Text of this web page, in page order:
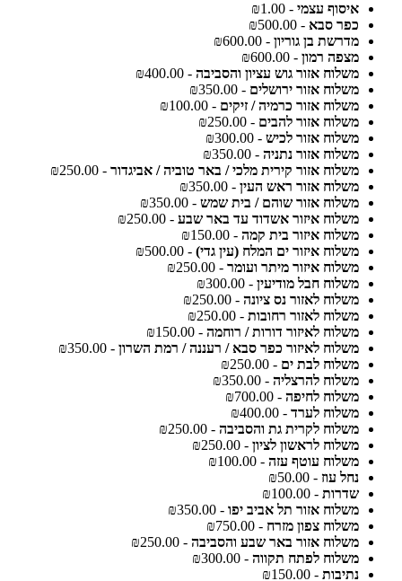
איסוף עצמי - ₪1.00
כפר סבא - ₪500.00
מדרשת בן גוריון - ₪600.00
מצפה רמון - ₪600.00
משלוח אזור גוש עציון והסביבה - ₪400.00
משלוח אזור ירושלים - ₪350.00
משלוח אזור כרמיה / זיקים - ₪100.00
משלוח אזור להבים - ₪250.00
משלוח אזור לכיש - ₪300.00
משלוח אזור נתניה - ₪350.00
משלוח אזור קירית מלכי / באר טוביה / אביגדור - ₪250.00
משלוח אזור ראש העין - ₪350.00
משלוח אזור שוהם / בית שמש - ₪350.00
משלוח איזור אשדוד עד באר שבע - ₪250.00
משלוח איזור בית קמה - ₪150.00
משלוח איזור ים המלח (עין גדי) - ₪500.00
משלוח איזור מיתר ועומר - ₪250.00
משלוח חבל מודיעין - ₪300.00
משלוח לאזור נס ציונה - ₪250.00
משלוח לאזור רחובות - ₪250.00
משלוח לאיזור דורות / רוחמה - ₪150.00
משלוח לאיזור כפר סבא / רעננה / רמת השרון - ₪350.00
משלוח לבת ים - ₪250.00
משלוח להרצליה - ₪350.00
משלוח לחיפה - ₪700.00
משלוח לערד - ₪400.00
משלוח לקרית גת והסביבה - ₪250.00
משלוח לראשון לציון - ₪250.00
משלוח עוטף עזה - ₪100.00
נחל עוז - ₪50.00
שדרות - ₪100.00
משלוח אזור תל אביב יפו - ₪350.00
משלוח צפון מזרח - ₪750.00
משלוח אזור באר שבע והסביבה - ₪250.00
משלוח לפתח תקווה - ₪300.00
נתיבות - ₪150.00